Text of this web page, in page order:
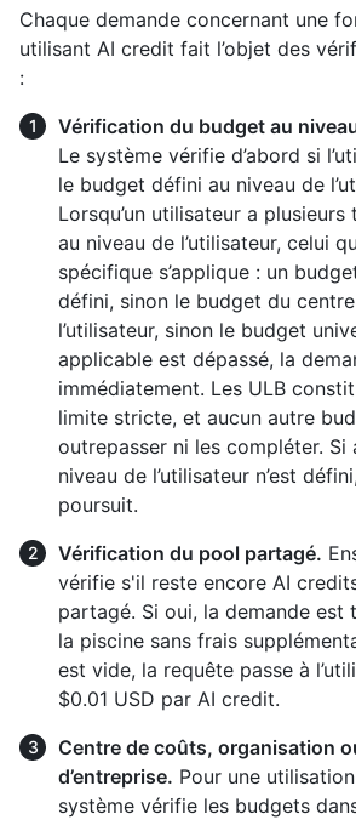
Chaque demande concernant une
utilisant AI credit fait l’objet des
:
Vérification du budget au
Le système vérifie d’abord si
le budget défini au niveau de
Lorsqu’un utilisateur a
au niveau de l’utilisateur, celui
spécifique s’applique : un
défini, sinon le budget du
l’utilisateur, sinon le budget
applicable est dépassé, la
immédiatement. Les ULB
limite stricte, et aucun autre
outrepasser ni les compléter. Si
niveau de l’utilisateur n’est
poursuit.
Vérification du pool partagé.
vérifie s'il reste encore AI
partagé. Si oui, la demande
la piscine sans frais
est vide, la requête passe à
$0.01 USD par AI credit.
Centre de coûts, organisation
d’entreprise. Pour une
système vérifie les budgets